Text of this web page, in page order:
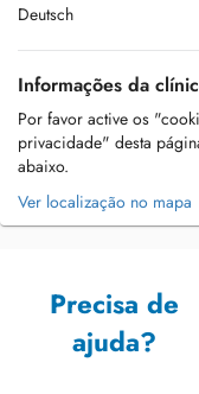
Deutsch
Informações da
Por favor active os
privacidade" desta
abaixo.
Ver localização no mapa
Precisa de
ajuda?